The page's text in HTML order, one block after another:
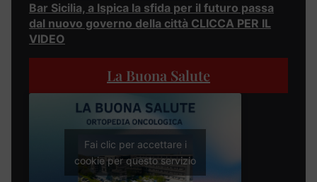
Bar Sicilia, a Ispica la sfida per il futuro passa
dal nuovo governo della città CLICCA PER IL
VIDEO
La Buona Salute
Fai clic per accettare i
cookie per questo servizio